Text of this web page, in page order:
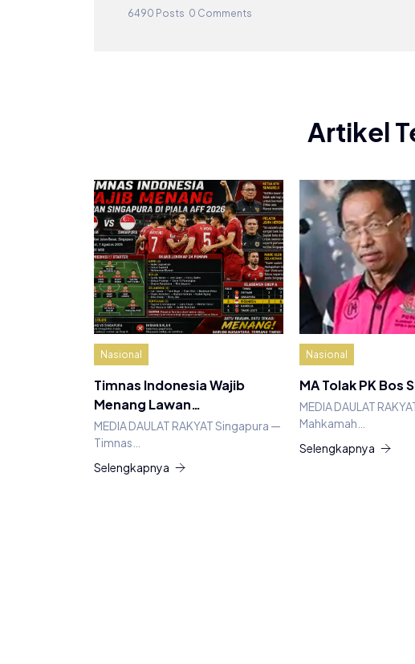
6490 Posts 0 Comments
Artikel
Nasional
Timnas Indonesia Wajib
Menang Lawan…
MEDIA DAULAT RAKYAT Singapura —
Timnas…
Selengkapnya
Nasional
MA Tolak PK Bos
MEDIA DAULAT
Mahkamah…
Selengkapnya